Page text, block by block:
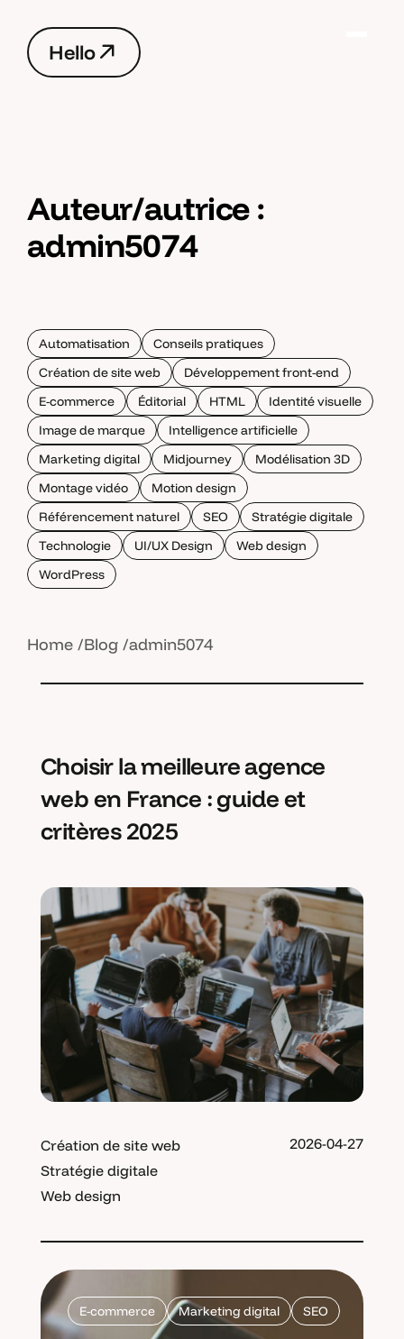
Hello
Hello
Auteur/autrice :
admin5074
Automatisation
Conseils pratiques
Création de site web
Développement front-end
E-commerce
Éditorial HTML
Identité visuelle
Image de marque
Intelligence artificielle
Marketing digital
Midjourney
Modélisation 3D
Montage vidéo
Motion design
Référencement naturel
SEO
Stratégie digitale
Technologie
UI/UX Design
Web design
WordPress
Home Blog admin5074
Choisir la meilleure agence
web en France : guide et
critères 2025
Création de site web
Stratégie digitale
Web design
2026-04-27
E-commerce Marketing digital SEO